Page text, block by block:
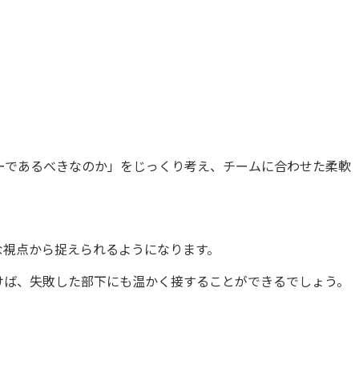
あるべきなのか」をじっくり考え、チームに合わせた柔軟
点から捉えられるようになります。
、失敗した部下にも温かく接することができるでしょう。